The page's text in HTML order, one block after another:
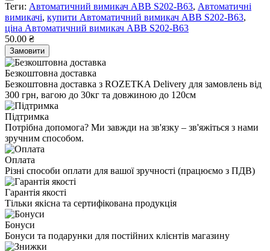
Теги: Автоматичний вимикач ABB S202-B63, Автоматичні
вимикачі, купити Автоматичний вимикач ABB S202-B63,
ціна Автоматичний вимикач ABB S202-B63
50.00 ₴
Замовити
Безкоштовна доставка
Безкоштовна доставка з ROZETKA Delivery для замовлень від
300 грн, вагою до 30кг та довжиною до 120см
Підтримка
Потрібна допомога? Ми завжди на зв'язку – зв'яжіться з нами
зручним способом.
Оплата
Різні способи оплати для вашої зручності (працюємо з ПДВ)
Гарантія якості
Тільки якісна та сертифікована продукція
Бонуси
Бонуси та подарунки для постійних клієнтів магазину